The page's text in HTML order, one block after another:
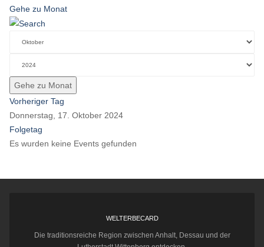
Gehe zu Monat
Gehe zu Monat
Vorheriger Tag
Donnerstag, 17. Oktober 2024
Folgetag
Es wurden keine Events gefunden
WELTERBECARD
Die traditionsreiche Region zwischen Anhalt, Dessau und der